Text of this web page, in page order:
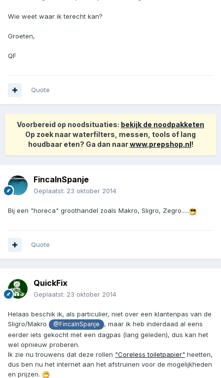
Wie weet waar ik terecht kan?
Groeten,
QF
Quote
Voorbereid op noodsituaties: bekijk de noodpakketen
Op zoek naar waterfilters, messen, tools of lang
houdbaar eten? Ga dan naarwww.prepshop.nl!
FincaInSpanje
Geplaatst: 23 oktober 2014
Bij een "horeca" groothandel zoals Makro, Sligro, Zegro.....
Quote
QuickFix
Geplaatst: 23 oktober 2014
Helaas beschik ik, als particulier, niet over een klantenpas van de
Sligro/Makro
@FincaInSpanje
, maar ik heb inderdaad al eens
eerder iets gekocht met een dagpas (lang geleden), dus kan het
wel opnieuw proberen.
Ik zie nu trouwens dat deze rollen "Coreless toiletpapier" heetten,
dus ben nu het internet aan het afstruinen voor de mogelijkheden
en prijzen.